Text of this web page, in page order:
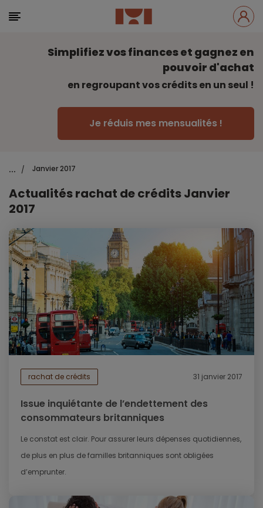
Simplifiez vos finances et gagnez en
pouvoir d'achat
en regroupant vos crédits en un seul !
Je réduis mes mensualités !
... / Janvier 2017
Actualités rachat de crédits Janvier
2017
rachat de crédits 31 janvier 2017
Issue inquiétante de l’endettement des
consommateurs britanniques
Le constat est clair. Pour assurer leurs dépenses quotidiennes,
de plus en plus de familles britanniques sont obligées
d’emprunter.